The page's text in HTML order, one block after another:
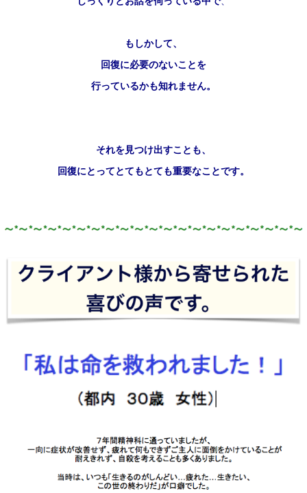
もしかして、
回復に必要のないことを
行っているかも知れません。
それを見つけ出すことも、
回復にとってとてもとても重要なことです。